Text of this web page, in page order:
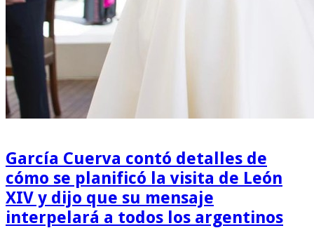
García Cuerva contó detalles de
cómo se planificó la visita de León
XIV y dijo que su mensaje
interpelará a todos los argentinos